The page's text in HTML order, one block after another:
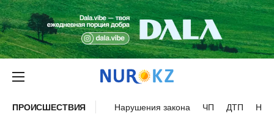
ПРОИСШЕСТВИЯ Нарушения закона ЧП ДТП